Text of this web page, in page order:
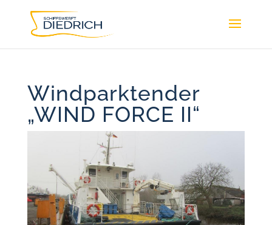
Windparktender
„WIND FORCE II“